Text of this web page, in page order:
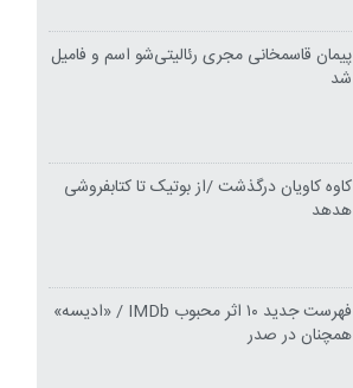
پیمان قاسمخانی مجری رئالیتی‌شو اسم و فامیل
شد
کاوه کاویان درگذشت /از بوتیک تا کتابفروشی
هدهد
فهرست جدید ۱۰ اثر محبوب IMDb / «ادیسه»
همچنان در صدر